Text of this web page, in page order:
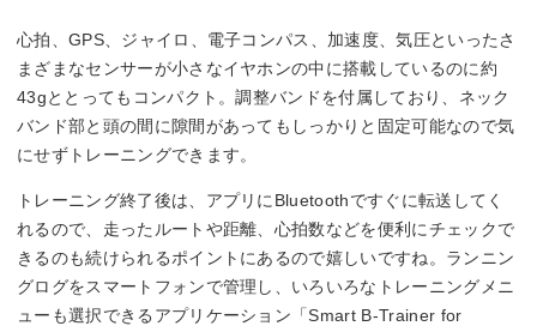
心拍、GPS、ジャイロ、電子コンパス、加速度、気圧といったさ
まざまなセンサーが小さなイヤホンの中に搭載しているのに約
43gととってもコンパクト。調整バンドを付属しており、ネック
バンド部と頭の間に隙間があってもしっかりと固定可能なので気
にせずトレーニングできます。
トレーニング終了後は、アプリにBluetoothですぐに転送してく
れるので、走ったルートや距離、心拍数などを便利にチェックで
きるのも続けられるポイントにあるので嬉しいですね。ランニン
グログをスマートフォンで管理し、いろいろなトレーニングメニ
ューも選択できるアプリケーション「Smart B-Trainer for